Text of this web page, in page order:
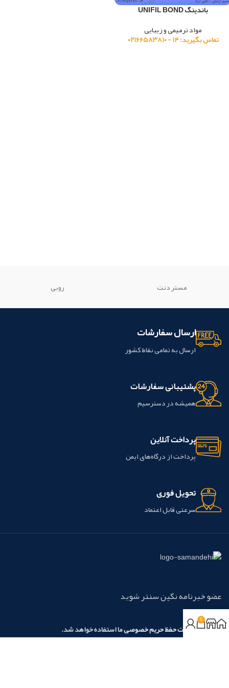
باندینگ UNIFIL BOND
مواد ترمیمی و زیبایی
تماس بگیرید: ۱۴ - ۰۲۱۶۶۵۸۳۸۱۰
مستر دنت روبی
ارسال سفارشات
ارسال به تمامی نقاط کشور
پشتیبانی سفارشات
همیشه در دسترسیم
پرداخت آنلاین
پرداخت از درگاه‌های ایمن
تحویل فوری
سرعتی قابل اعتماد
عضو خبرنامه نگین سنتر شوید
مطابق باسیاست حفظ حریم خصوصیما استفاده خواهد شد.
0